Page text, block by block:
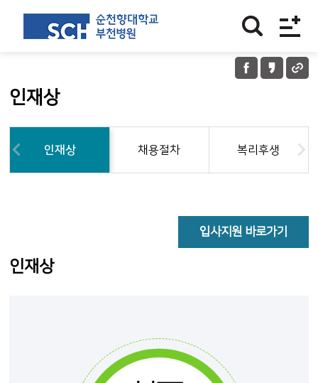
인재상
인재상 채용절차 복리후생
입사지원 바로가기
인재상